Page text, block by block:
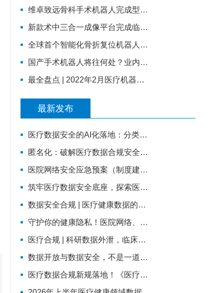
维卓致远骨科手术机器人完成型检，即将进入临床试验阶段
新款术中三合一成像平台完成临床手术
全球首个智能化骨折复位机器人注册临床试验在吉林大学第一医院成功启动
国产手术机器人将往何处？业内投资人谈技术、专利、临床价值与商业化趋势
最全盘点 | 2022年2月医疗机器人行业46则动态 |
最新发布
医疗数据安全的AI化落地：分类分级×等保2.0×国密
匿名化：破解医疗数据合规安全流通难题的关键路径
医院网络安全应急预案（制度建设可以直接使用版）
筑牢医疗数据安全底座，探索医院商密轻改造实践路径
数据安全合规 | 医疗健康数据的安全红线：如何平衡业务流转与合规监管？
守护你的健康隐私！医院网络、数据安全科普，请收好这份防护指南
医疗合规 | 科研数据外泄，临床研究场景下的数据安全
数据开放与数据安全，不是一道选择题——两份国家级文件背后的标准化逻辑
医疗数据合规新规落地！《医疗卫生机构数据安全和个人信息保护管理办法（试行）》核心解读与行动指南